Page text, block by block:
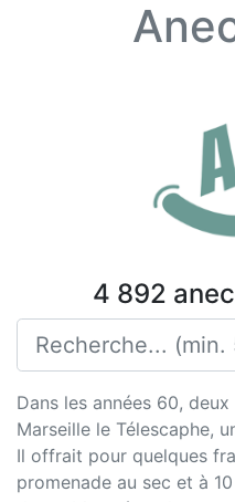
4 892
Dans les années 60,
Marseille le Télescaphe,
Il offrait pour quelques
promenade au sec et à